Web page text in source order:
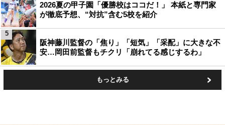
2026夏の甲子園「優勝校はココだ！」 本紙と専門家
が徹底予想、“対抗”含む5校を紹介
阪神藤川監督の「焦り」「短気」「采配」に大きな不
安…岡田前監督もチクリ「崩れてる感じするわ」
5
もっとみる